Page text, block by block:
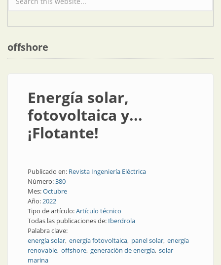
Formulario de búsqueda
offshore
Energía solar,
fotovoltaica y...
¡Flotante!
Publicado en: Revista Ingeniería Eléctrica
Número:380
Mes:Octubre
Año:2022
Tipo de artículo:Artículo técnico
Todas las publicaciones de: Iberdrola
Palabra clave:
energía solar energía fotovoltaica panel solar energía
renovable offshore generación de energía solar
marina